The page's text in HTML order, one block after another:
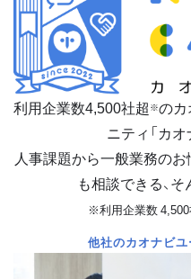
利用企業数4,500社超 ※の
ニティ「カ
人事課題から一般業務のお
も相談できる、
※利用企業数
他社のカオナビユ